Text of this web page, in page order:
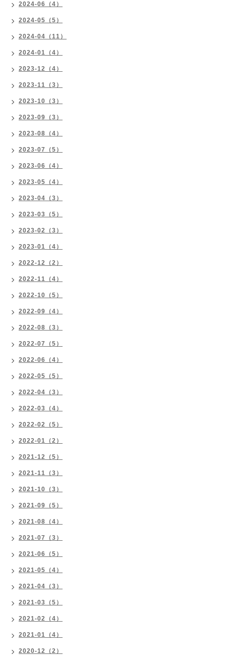
2024-06（4）
2024-05（5）
2024-04（11）
2024-01（4）
2023-12（4）
2023-11（3）
2023-10（3）
2023-09（3）
2023-08（4）
2023-07（5）
2023-06（4）
2023-05（4）
2023-04（3）
2023-03（5）
2023-02（3）
2023-01（4）
2022-12（2）
2022-11（4）
2022-10（5）
2022-09（4）
2022-08（3）
2022-07（5）
2022-06（4）
2022-05（5）
2022-04（3）
2022-03（4）
2022-02（5）
2022-01（2）
2021-12（5）
2021-11（3）
2021-10（3）
2021-09（5）
2021-08（4）
2021-07（3）
2021-06（5）
2021-05（4）
2021-04（3）
2021-03（5）
2021-02（4）
2021-01（4）
2020-12（2）